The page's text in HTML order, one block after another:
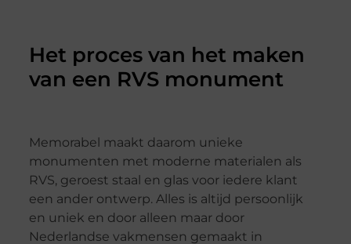
Het proces van het maken
van een RVS monument
Memorabel maakt daarom unieke
monumenten met moderne materialen als
RVS, geroest staal en glas voor iedere klant
een ander ontwerp. Alles is altijd persoonlijk
en uniek en door alleen maar door
Nederlandse vakmensen gemaakt in